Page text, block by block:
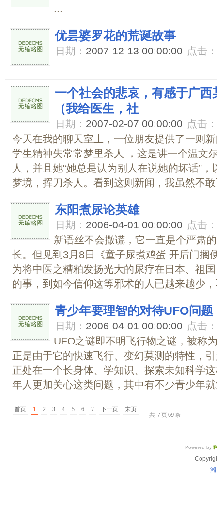
...
优昙婆罗花的荒诞故事
日期： 2007-12-13 00:00:00 点击：
...
一个社会的悲哀，有感于广
（我给医生，社
日期： 2007-02-07 00:00:00 点击：
今天在我的聊天室上，一位朋友提供了一则
学生精神失常常梦里杀人 ，这是讲一个温文
人，并且她“她总是认为别人在说她的坏话”
梦境，挥刀杀人。看到这则新闻，我虽然不
东阳煮尿论英雄
日期： 2006-04-01 00:00:00 点击：
新语丝不会撒谎，它一直是个严肃
长。但见到3月8日《童子尿煮鸡蛋 开后门搁
为将中医之糟粕发扬光大的尿疗在日本、祖
的事，到如今信仰这等邪术的人已越来越少
青少年要理智的对待UFO问题
日期： 2006-04-01 00:00:00 点击：
UFO之谜即不明飞行物之谜，被称
正是由于它的快速飞行、变幻莫测的特性，
正处在一个长身体、学知识、探索未知科学
年人更加关心这类问题，其中有不少青少年
首页 1 2 3 4 5 6 7 下一页
末页
共 7页69条
Powered by